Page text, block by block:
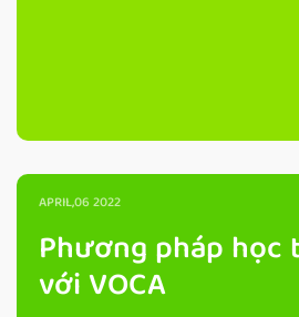
APRIL,06 2022
Phương pháp học
với VOCA